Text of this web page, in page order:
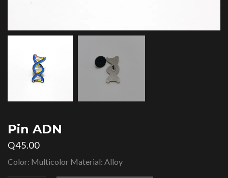
Pin ADN
Q45.00
Color: Multicolor Material: Alloy